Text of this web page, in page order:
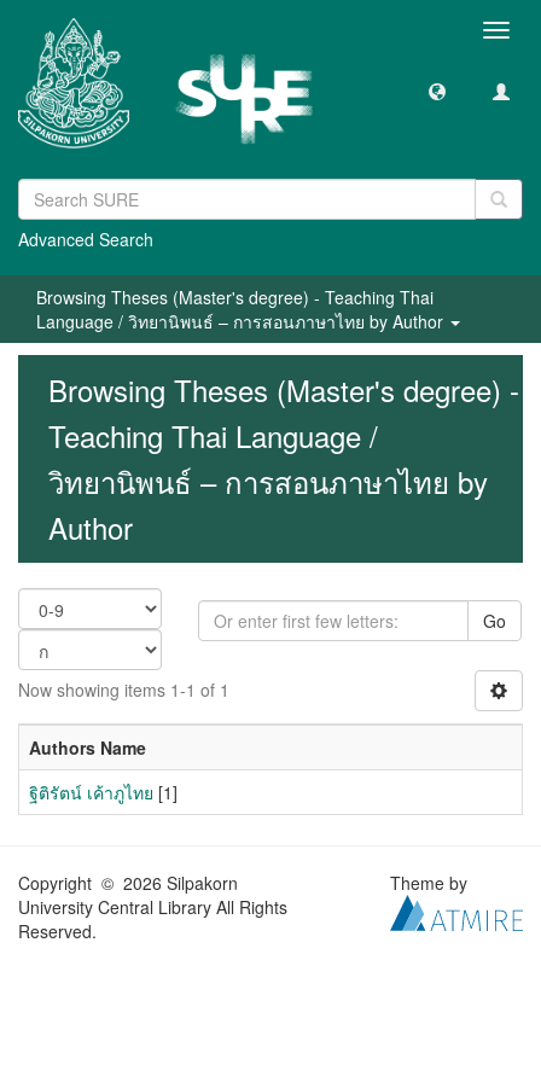
Advanced Search
Browsing Theses (Master's degree) - Teaching Thai
Language / วิทยานิพนธ์ – การสอนภาษาไทย by Author
Browsing Theses (Master's degree) -
Teaching Thai Language /
วิทยานิพนธ์ – การสอนภาษาไทย by
Author
Go
Now showing items 1-1 of 1
Authors Name
ฐิติรัตน์ เค้าภูไทย [1]
Copyright © 2026 Silpakorn
University Central Library All Rights
Reserved.
Theme by